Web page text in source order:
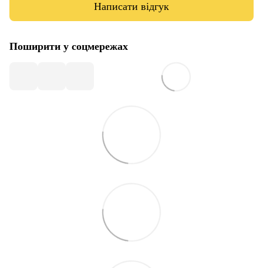
Написати відгук
Поширити у соцмережах